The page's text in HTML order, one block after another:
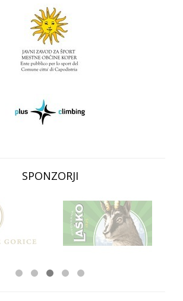
SPONZORJI